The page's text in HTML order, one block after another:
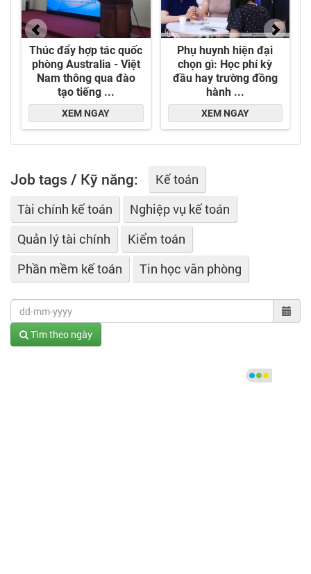
Job tags / Kỹ năng:
Kế toán
Tài chính kế toán
Nghiệp vụ kế toán
Quản lý tài chính
Kiểm toán
Phần mềm kế toán
Tin học văn phòng
Tìm theo ngày